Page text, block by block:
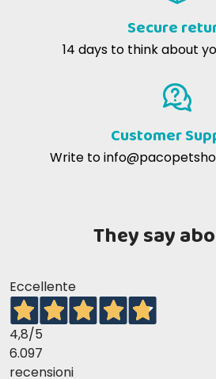
Secure
14 days to think about
Customer
Write to
They say
Eccellente
4,8/5
6.097
recensioni